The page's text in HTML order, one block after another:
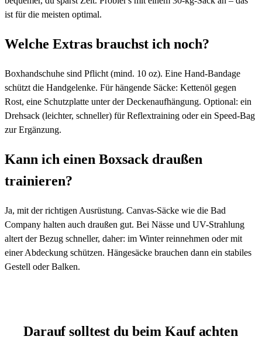
ist für die meisten optimal.
Welche Extras brauchst ich noch?
Boxhandschuhe sind Pflicht (mind. 10 oz). Eine Hand-Bandage
schützt die Handgelenke. Für hängende Säcke: Kettenöl gegen
Rost, eine Schutzplatte unter der Deckenaufhängung. Optional: ein
Drehsack (leichter, schneller) für Reflextraining oder ein Speed-Bag
zur Ergänzung.
Kann ich einen Boxsack draußen
trainieren?
Ja, mit der richtigen Ausrüstung. Canvas-Säcke wie die Bad
Company halten auch draußen gut. Bei Nässe und UV-Strahlung
altert der Bezug schneller, daher: im Winter reinnehmen oder mit
einer Abdeckung schützen. Hängesäcke brauchen dann ein stabiles
Gestell oder Balken.
Darauf solltest du beim Kauf achten